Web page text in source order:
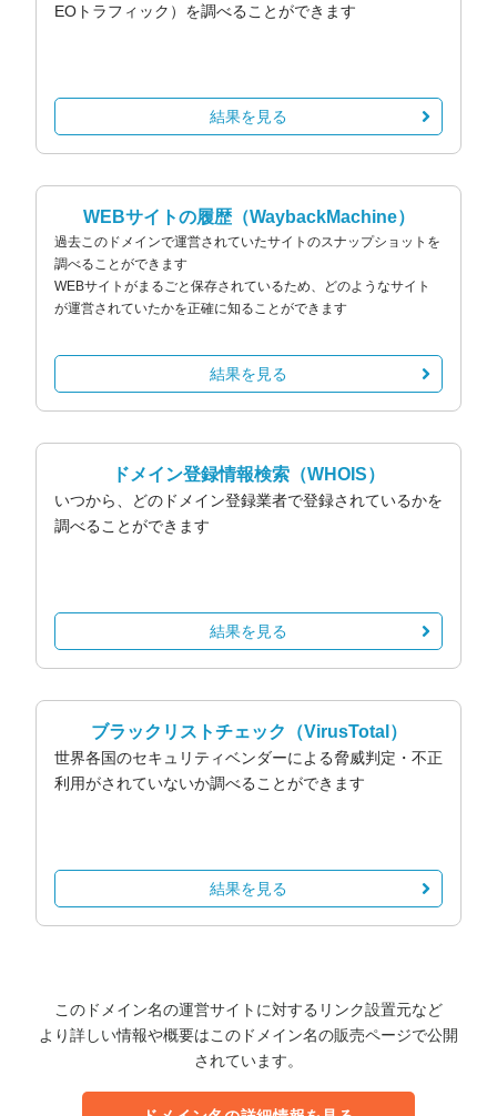
EOトラフィック）を調べることができます
結果を見る
WEBサイトの履歴（WaybackMachine）
過去このドメインで運営されていたサイトのスナップショットを
調べることができます
WEBサイトがまるごと保存されているため、どのようなサイト
が運営されていたかを正確に知ることができます
結果を見る
ドメイン登録情報検索 （WHOIS）
いつから、どのドメイン登録業者で登録されているかを
調べることができます
結果を見る
ブラックリストチェック （VirusTotal）
世界各国のセキュリティベンダーによる脅威判定・不正
利用がされていないか調べることができます
結果を見る
このドメイン名の運営サイトに対するリンク設置元など
より詳しい情報や概要はこのドメイン名の販売ページで公開
されています。